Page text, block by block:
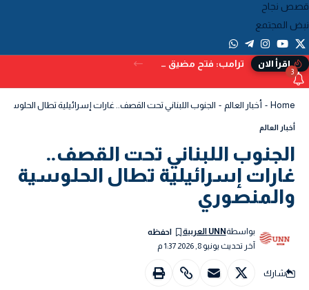
نجاح
المجتمع
إقرأ الان ترامب: فتح مضيق هرمز بات وشيكًا.. ويُحذر من البدائل إذا تعثر الاتفاق
3
Home أخبار العالم الجنوب اللبناني تحت القصف.. غارات إسرائيلية تطال الحلوسية
أخبار العالم
الجنوب اللبناني تحت القصف..
غارات إسرائيلية تطال الحلوسية
والمنصوري
آخر تحديث يونيو 8, 2026 1:37 م
بواسطةUNN العربية
شارك